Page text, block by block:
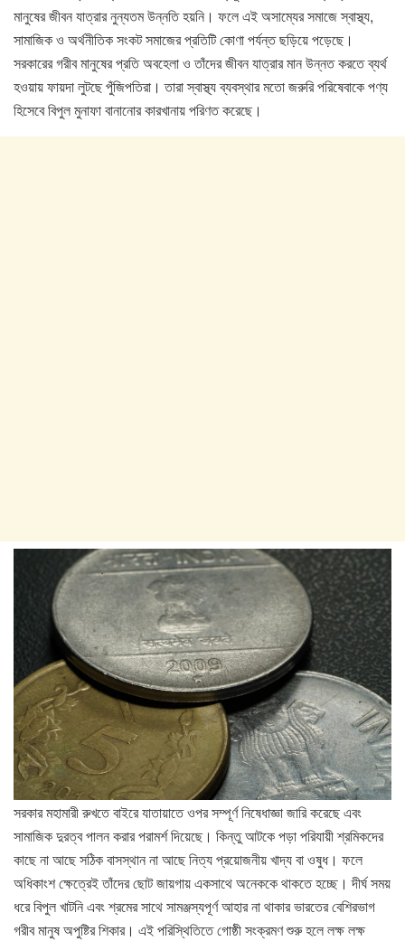
মানুষের জীবন যাত্রার নুন্যতম উন্নতি হয়নি। ফলে এই অসাম্যের সমাজে স্বাস্থ্য,
সামাজিক ও অর্থনীতিক সংকট সমাজের প্রতিটি কোণা পর্যন্ত ছড়িয়ে পড়েছে।
সরকারের গরীব মানুষের প্রতি অবহেলা ও তাঁদের জীবন যাত্রার মান উন্নত করতে ব্যর্থ
হওয়ায় ফায়দা লুটছে পুঁজিপতিরা। তারা স্বাস্থ্য ব্যবস্থার মতো জরুরি পরিষেবাকে পণ্য
হিসেবে বিপুল মুনাফা বানানোর কারখানায় পরিণত করেছে।
সরকার মহামারী রুখতে বাইরে যাতায়াতে ওপর সম্পূর্ণ নিষেধাজ্ঞা জারি করেছে এবং
সামাজিক দুরত্ব পালন করার পরামর্শ দিয়েছে। কিন্তু আটকে পড়া পরিযায়ী শ্রমিকদের
কাছে না আছে সঠিক বাসস্থান না আছে নিত্য প্রয়োজনীয় খাদ্য বা ওষুধ। ফলে
অধিকাংশ ক্ষেত্রেই তাঁদের ছোট জায়গায় একসাথে অনেককে থাকতে হচ্ছে। দীর্ঘ সময়
ধরে বিপুল খাটনি এবং শ্রমের সাথে সামঞ্জস্যপূর্ণ আহার না থাকার ভারতের বেশিরভাগ
গরীব মানুষ অপুষ্টির শিকার। এই পরিস্থিতিতে গোষ্ঠী সংক্রমণ শুরু হলে লক্ষ লক্ষ